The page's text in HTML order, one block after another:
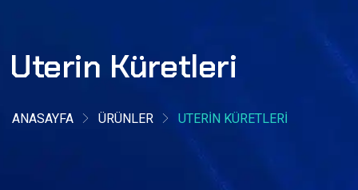
Uterin Küretleri
ANASAYFA ÜRÜNLER UTERIN KÜRETLERI